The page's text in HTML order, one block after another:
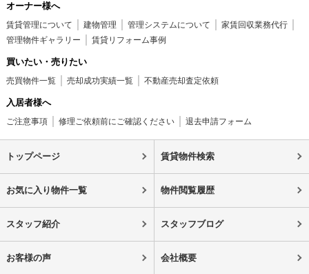
オーナー様へ
賃貸管理について 建物管理 管理システムについて
家賃回収業務代行
管理物件ギャラリー
賃貸リフォーム事例
買いたい・売りたい
売買物件一覧 売却成功実績一覧 不動産売却査定依頼
入居者様へ
ご注意事項 修理ご依頼前にご確認ください 退去申請フォーム
トップページ 賃貸物件検索
お気に入り物件一覧 物件閲覧履歴
スタッフ紹介 スタッフブログ
お客様の声 会社概要